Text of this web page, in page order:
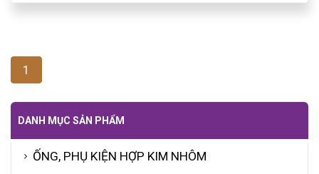
1
DANH MỤC SẢN PHẨM
ỐNG, PHỤ KIỆN HỢP KIM NHÔM